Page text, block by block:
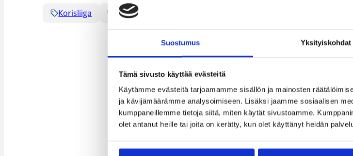
Suostumus Yksityiskohdat
Tämä sivusto käyttää evästeitä
Käytämme evästeitä tarjoamamme sisällön ja mainosten
ja kävijämäärämme analysoimiseen. Lisäksi jaamme sosiaalisen
kumppaneillemme tietoja siitä, miten käytät sivustoamme.
olet antanut heille tai joita on kerätty, kun olet käyttänyt heidän
Korisliiga Pääjuttu